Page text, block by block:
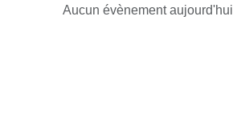
Aucun évènement aujourd'hui